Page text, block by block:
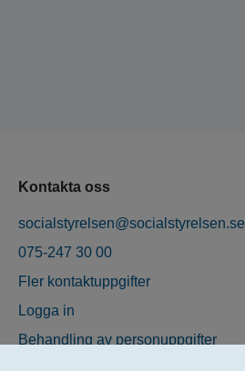
Kontakta oss
socialstyrelsen@socialstyrelsen.se
075-247 30 00
Fler kontaktuppgifter
Logga in
Behandling av personuppgifter